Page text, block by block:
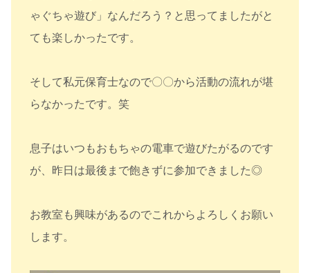
ゃぐちゃ遊び」なんだろう？と思ってましたがと
ても楽しかったです。
そして私元保育士なので〇〇から活動の流れが堪
らなかったです。笑
息子はいつもおもちゃの電車で遊びたがるのです
が、昨日は最後まで飽きずに参加できました◎
お教室も興味があるのでこれからよろしくお願い
します。